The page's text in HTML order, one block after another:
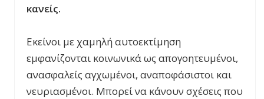
κανείς.
Εκείνοι με χαμηλή αυτοεκτίμηση
εμφανίζονται κοινωνικά ως απογοητευμένοι,
ανασφαλείς αγχωμένοι, αναποφάσιστοι και
νευριασμένοι. Μπορεί να κάνουν σχέσεις που